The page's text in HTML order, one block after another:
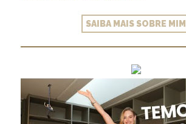
SAIBA MAIS SOBRE MIM